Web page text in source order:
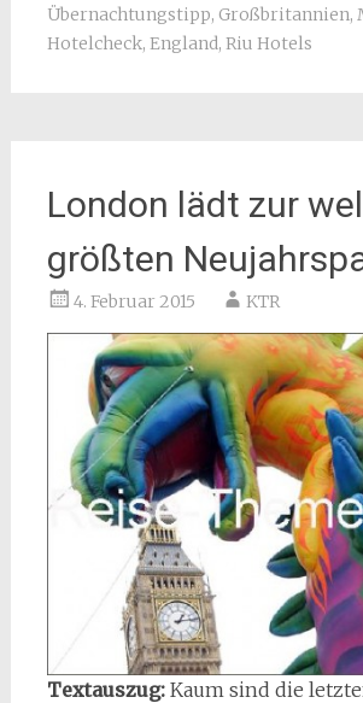
Übernachtungstipp, Großbritannien,
Hotelcheck, England, Riu Hotels
London lädt zur
größten
4. Februar 2015 KTR
Textauszug:Kaum sind die